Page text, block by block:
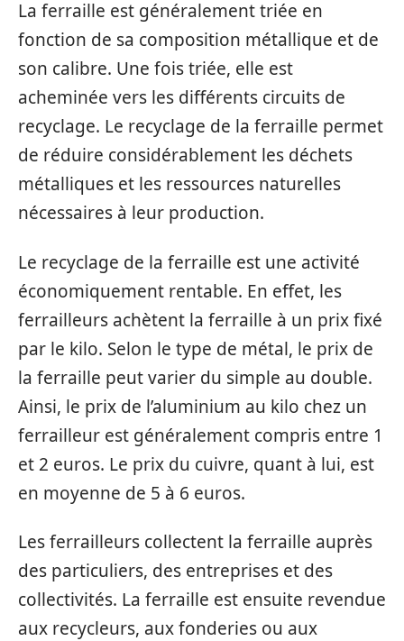
La ferraille est généralement triée en
fonction de sa composition métallique et de
son calibre. Une fois triée, elle est
acheminée vers les différents circuits de
recyclage. Le recyclage de la ferraille permet
de réduire considérablement les déchets
métalliques et les ressources naturelles
nécessaires à leur production.
Le recyclage de la ferraille est une activité
économiquement rentable. En effet, les
ferrailleurs achètent la ferraille à un prix fixé
par le kilo. Selon le type de métal, le prix de
la ferraille peut varier du simple au double.
Ainsi, le prix de l’aluminium au kilo chez un
ferrailleur est généralement compris entre 1
et 2 euros. Le prix du cuivre, quant à lui, est
en moyenne de 5 à 6 euros.
Les ferrailleurs collectent la ferraille auprès
des particuliers, des entreprises et des
collectivités. La ferraille est ensuite revendue
aux recycleurs, aux fonderies ou aux